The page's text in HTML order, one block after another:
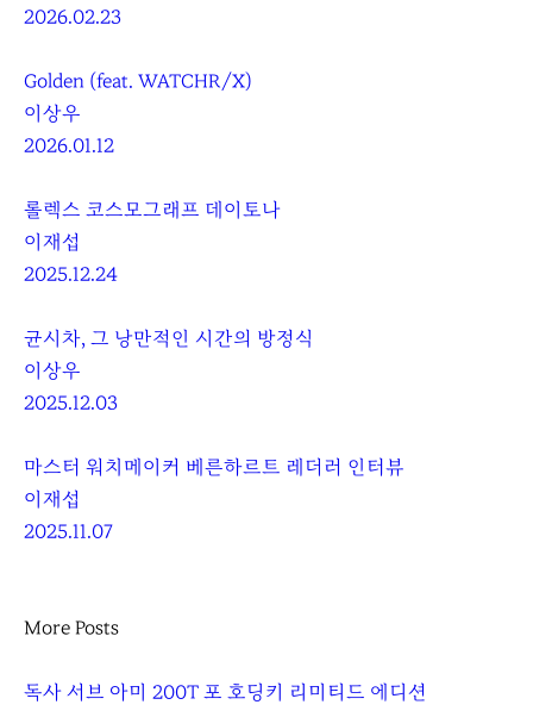
2026.02.23
Golden (feat. WATCHR/X)
이상우
2026.01.12
롤렉스 코스모그래프 데이토나
이재섭
2025.12.24
균시차, 그 낭만적인 시간의 방정식
이상우
2025.12.03
마스터 워치메이커 베른하르트 레더러 인터뷰
이재섭
2025.11.07
More Posts
독사 서브 아미 200T 포 호딩키 리미티드 에디션